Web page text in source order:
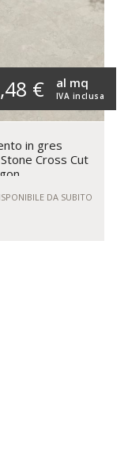
€ IVA inclusa
al mq
in gres
Cross Cut
DA SUBITO